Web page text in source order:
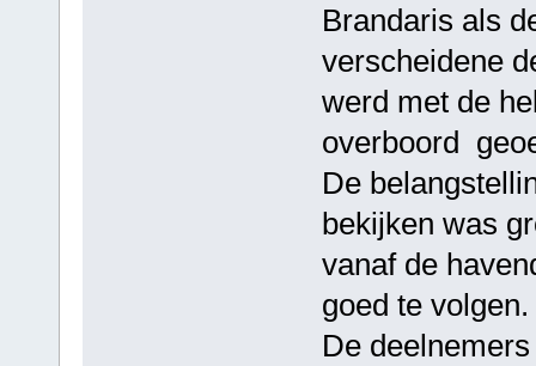
Brandaris als
verscheidene
werd met de
overboord
De
bekijken was
vanaf de
goed te volgen.
De